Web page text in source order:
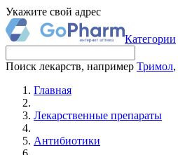
Укажите свой адрес
Категории
Поиск лекарств, например Тримол,
Главная
Лекарственные препараты
Антибиотики